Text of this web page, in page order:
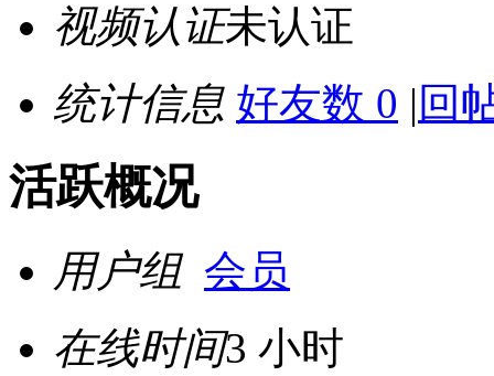
视频认证未认证
统计信息 好友数 0 | 回
活跃概况
用户组 会员
在线时间3 小时